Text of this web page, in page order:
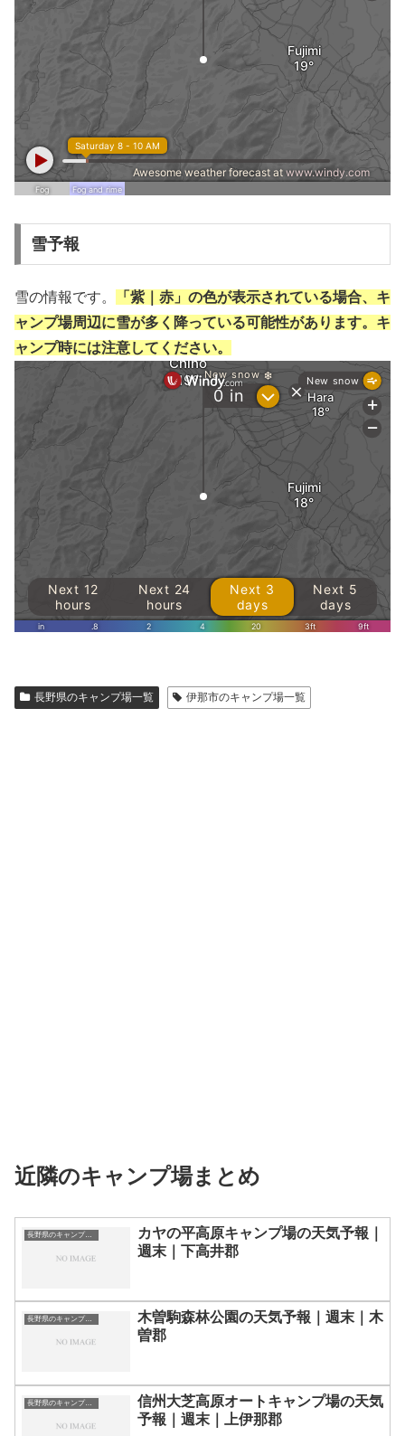
雪予報
雪の情報です。
「紫｜赤」の色が表示されている場合、キ
ャンプ場周辺に雪が多く降っている可能性があります。キ
ャンプ時には注意してください。
長野県のキャンプ場一覧 伊那市のキャンプ場一覧
近隣のキャンプ場まとめ
長野県のキャンプ場一覧
カヤの平高原キャンプ場の天気予報｜
週末｜下高井郡
長野県のキャンプ場一覧
木曽駒森林公園の天気予報｜週末｜木
曽郡
長野県のキャンプ場一覧
信州大芝高原オートキャンプ場の天気
予報｜週末｜上伊那郡